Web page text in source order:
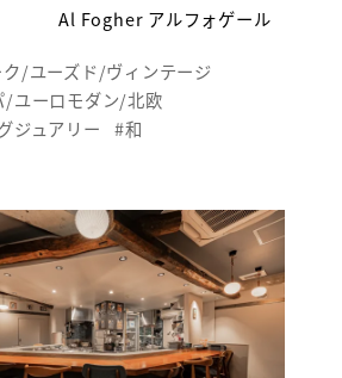
Al Fogher アルフォゲール
/ユーズド/ヴィンテージ
/ユーロモダン/北欧
ジュアリー #和